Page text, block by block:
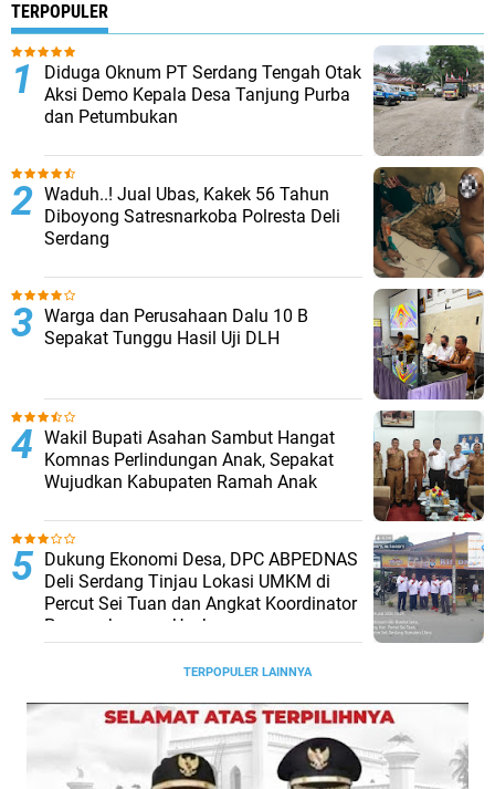
TERPOPULER
Diduga Oknum PT Serdang Tengah Otak
Aksi Demo Kepala Desa Tanjung Purba
dan Petumbukan
Waduh..! Jual Ubas, Kakek 56 Tahun
Diboyong Satresnarkoba Polresta Deli
Serdang
Warga dan Perusahaan Dalu 10 B
Sepakat Tunggu Hasil Uji DLH
Wakil Bupati Asahan Sambut Hangat
Komnas Perlindungan Anak, Sepakat
Wujudkan Kabupaten Ramah Anak
Dukung Ekonomi Desa, DPC ABPEDNAS
Deli Serdang Tinjau Lokasi UMKM di
Percut Sei Tuan dan Angkat Koordinator
Pengembangan Usaha
TERPOPULER LAINNYA